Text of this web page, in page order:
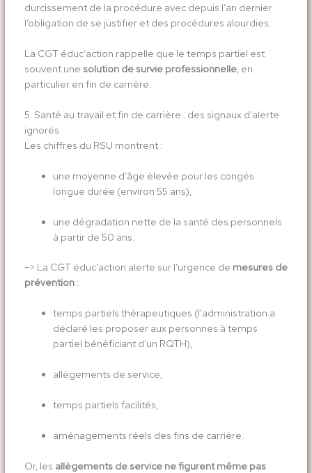
durcissement de la procédure avec depuis l’an dernier
l’obligation de se justifier et des procédures alourdies.
La CGT éduc’action rappelle que le temps partiel est
souvent une solution de survie professionnelle, en
particulier en fin de carrière.
5. Santé au travail et fin de carrière : des signaux d’alerte
ignorés
Les chiffres du RSU montrent :
une moyenne d’âge élevée pour les congés
longue durée (environ 55 ans),
une dégradation nette de la santé des personnels
à partir de 50 ans.
–> La CGT éduc’action alerte sur l’urgence de mesures de
prévention:
temps partiels thérapeutiques (l’administration a
déclaré les proposer aux personnes à temps
partiel bénéficiant d’un RQTH),
allègements de service,
temps partiels facilités,
aménagements réels des fins de carrière.
Or, les allègements de service ne figurent même pas